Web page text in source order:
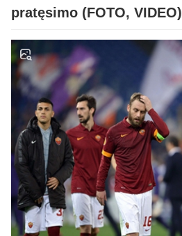
pratęsimo (FOTO, VIDEO)